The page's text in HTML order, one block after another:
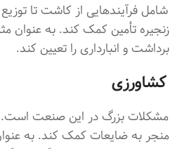
شامل فرآیندهایی از کاشت تا
تأمین کمک کند. به عنوان
و انبارداری را تعیین کند.
بزرگ در این صنعت است.
به ضایعات کمک کند. به